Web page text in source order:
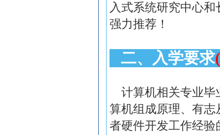
入式系统研究中心
强力推荐！
二、入学要求
计算机相关专业毕
算机组成原理、有
者硬件开发工作经